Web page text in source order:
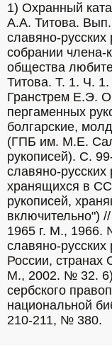
1) Охранный
А.А. Титова.
славяно-
собрании члена-
общества
Титова. Т. 1. Ч.
Гранстрем Е.Э.
пергаменных
болгарские,
(ГПБ им. М.Е.
рукописей). С.
славяно-русских
хранящихся в
рукописей,
включительно")
1965 г. М., 1966.
славяно-русских
России,
М., 2002. № 32.
сербского
национальной
210-211, № 380.